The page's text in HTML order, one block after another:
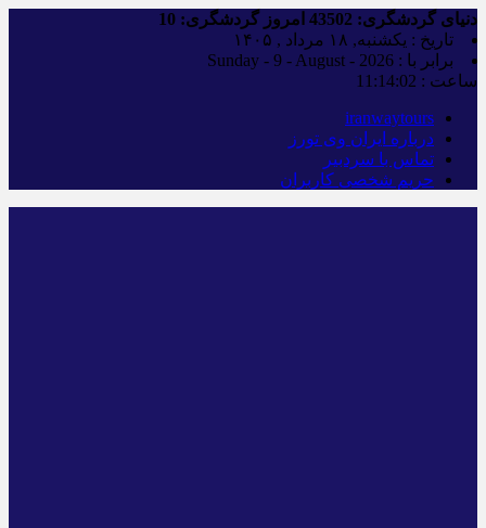
دنیای گردشگری: امروز گردشگری:
تاریخ : یکشنبه, ۱۸ مرداد , ۱۴۰۵
برابر با : Sunday - 9 - August - 2026
ساعت : 11:14:03
iranwaytours
درباره ایران وی تورز
تماس با سردبیر
حریم شخصی کاربران